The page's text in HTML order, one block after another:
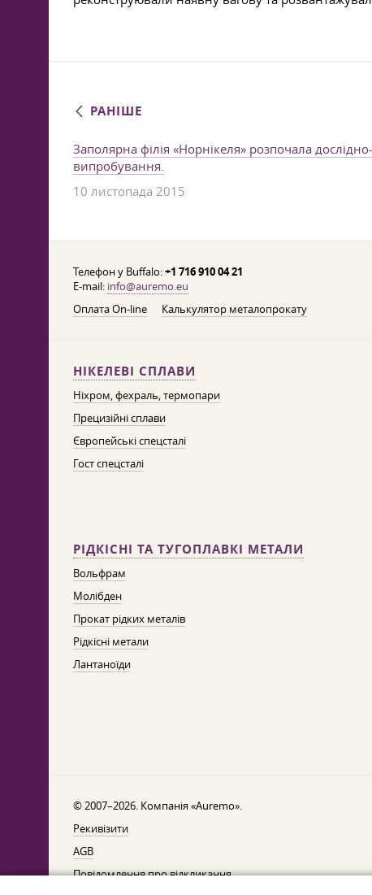
РАНІШЕ
Заполярна філія «Норнікеля» розпочала
випробування.
10 листопада 2015
Телефон у Buffalo:+1 716 910 04 21
E-mail: info@auremo.eu
Оплата On-line
Калькулятор металопрокату
НІКЕЛЕВІ СПЛАВИ
Ніхром, фехраль, термопари
Прецизійні сплави
Європейські спецсталі
Гост спецсталі
РІДКІСНІ ТА ТУГОПЛАВКІ МЕТАЛИ
Вольфрам
Молібден
Прокат рідких металів
Рідкісні метали
Лантаноїди
© 2007–2026. Компанія «Auremo».
Рекивізити
AGB
Повідомлення про відкликання